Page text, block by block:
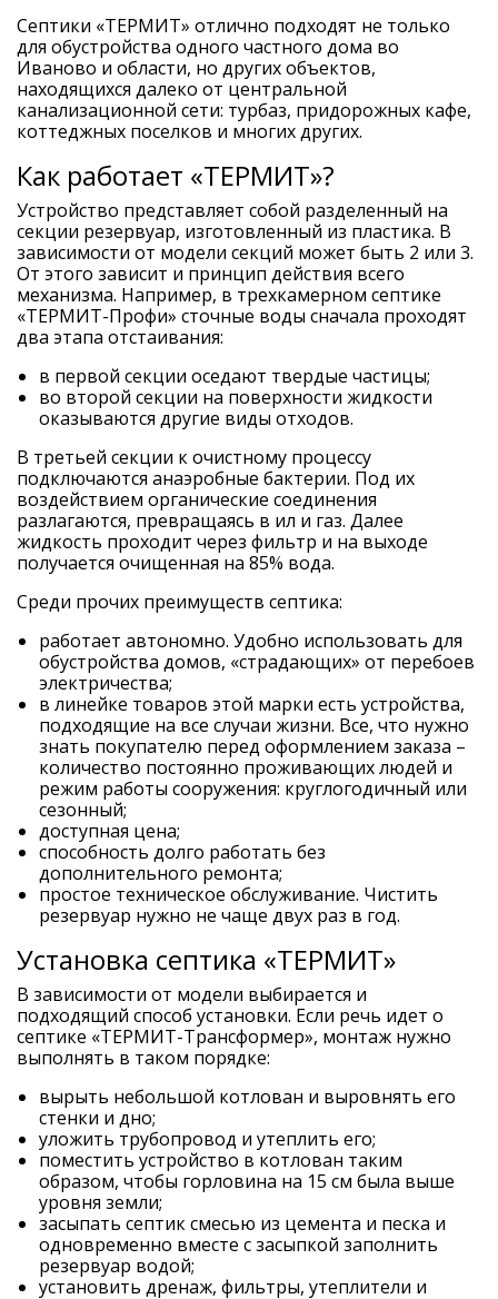
Септики «ТЕРМИТ» отлично подходят не только
для обустройства одного частного дома во
Иваново и области, но других объектов,
находящихся далеко от центральной
канализационной сети: турбаз, придорожных кафе,
коттеджных поселков и многих других.
Как работает «ТЕРМИТ»?
Устройство представляет собой разделенный на
секции резервуар, изготовленный из пластика. В
зависимости от модели секций может быть 2 или 3.
От этого зависит и принцип действия всего
механизма. Например, в трехкамерном септике
«ТЕРМИТ-Профи» сточные воды сначала проходят
два этапа отстаивания:
в первой секции оседают твердые частицы;
во второй секции на поверхности жидкости
оказываются другие виды отходов.
В третьей секции к очистному процессу
подключаются анаэробные бактерии. Под их
воздействием органические соединения
разлагаются, превращаясь в ил и газ. Далее
жидкость проходит через фильтр и на выходе
получается очищенная на 85% вода.
Среди прочих преимуществ септика:
работает автономно. Удобно использовать для
обустройства домов, «страдающих» от перебоев
электричества;
в линейке товаров этой марки есть устройства,
подходящие на все случаи жизни. Все, что нужно
знать покупателю перед оформлением заказа –
количество постоянно проживающих людей и
режим работы сооружения: круглогодичный или
сезонный;
доступная цена;
способность долго работать без
дополнительного ремонта;
простое техническое обслуживание. Чистить
резервуар нужно не чаще двух раз в год.
Установка септика «ТЕРМИТ»
В зависимости от модели выбирается и
подходящий способ установки. Если речь идет о
септике «ТЕРМИТ-Трансформер», монтаж нужно
выполнять в таком порядке:
вырыть небольшой котлован и выровнять его
стенки и дно;
уложить трубопровод и утеплить его;
поместить устройство в котлован таким
образом, чтобы горловина на 15 см была выше
уровня земли;
засыпать септик смесью из цемента и песка и
одновременно вместе с засыпкой заполнить
резервуар водой;
установить дренаж, фильтры, утеплители и